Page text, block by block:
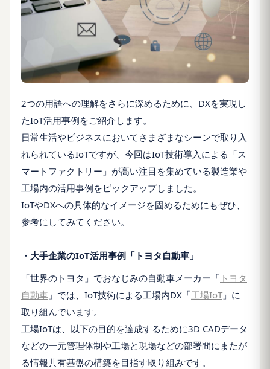
2つの用語への理解をさらに深めるために、DXを実現し
たIoT活用事例をご紹介します。
日常生活やビジネスにおいてさまざまなシーンで取り入
れられているIoTですが、今回はIoT技術導入による「ス
マートファクトリー」が高い注目を集めている製造業や
工場内の活用事例をピックアップしました。
IoTやDXへの具体的なイメージを固めるためにもぜひ、
参考にしてみてください。
・大手企業のIoT活用事例「トヨタ自動車」
「世界のトヨタ」でおなじみの自動車メーカー「 トヨタ
自動車 」では、IoT技術による工場内DX「工場IoT 」に
取り組んでいます。
工場IoTは、以下の目的を達成するために3D CADデータ
などの一元管理体制や工場と現場などの部署間にまたが
る情報共有基盤の構築を目指す取り組みです。